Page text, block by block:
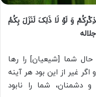
وَ لَوْ لَا ذَلِکَ لَنَزَلَ بِکُمُ
شما [شیعیان] را رها
اگر غیر از این بود هر آینه
دشمنان، شما را نابود